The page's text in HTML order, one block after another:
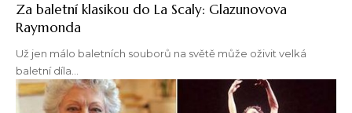
Za baletní klasikou do La Scaly: Glazunovova
Raymonda
Už jen málo baletních souborů na světě může oživit velká
baletní díla…